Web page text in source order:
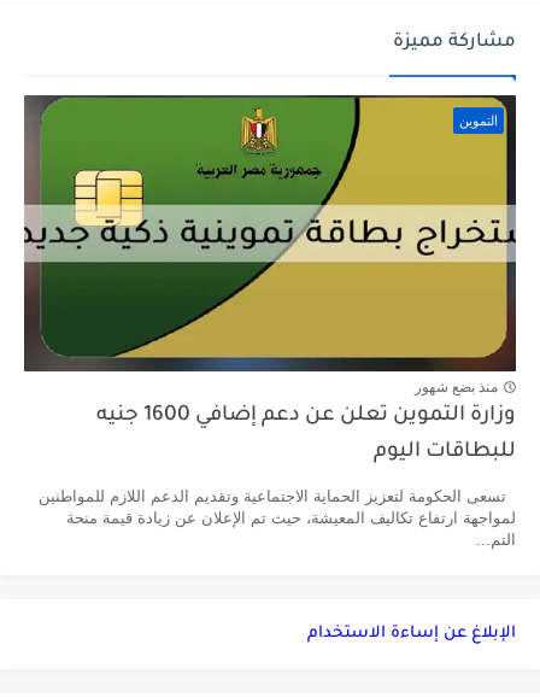
مشاركة مميزة
التموين
منذ بضع شهور
وزارة التموين تعلن عن دعم إضافي 1600 جنيه
للبطاقات اليوم
تسعى الحكومة لتعزيز الحماية الاجتماعية وتقديم الدعم اللازم للمواطنين
لمواجهة ارتفاع تكاليف المعيشة، حيث تم الإعلان عن زيادة قيمة منحة
التم...
الإبلاغ عن إساءة الاستخدام